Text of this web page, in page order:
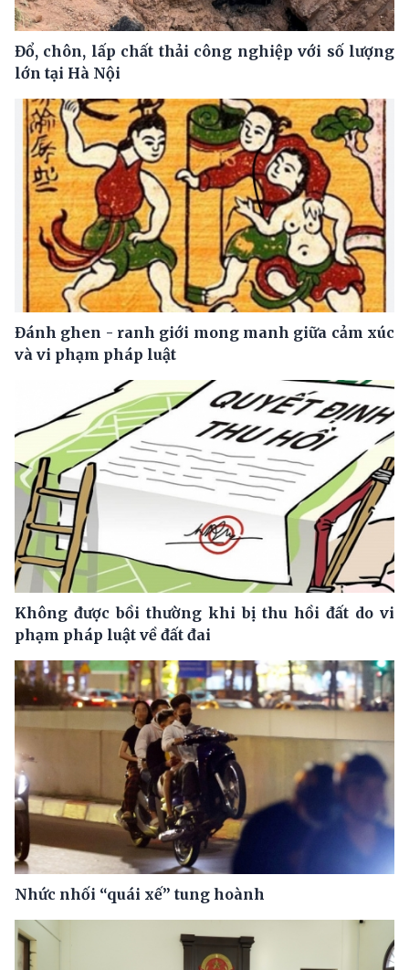
Đổ, chôn, lấp chất thải công nghiệp với số lượng
lớn tại Hà Nội
Đánh ghen - ranh giới mong manh giữa cảm xúc
và vi phạm pháp luật
Không được bồi thường khi bị thu hồi đất do vi
phạm pháp luật về đất đai
Nhức nhối “quái xế” tung hoành